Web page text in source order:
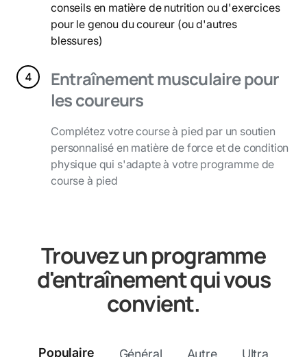
conseils en matière de nutrition ou d'exercices
pour le genou du coureur (ou d'autres
blessures)
Entraînement musculaire pour
les coureurs
Complétez votre course à pied par un soutien
personnalisé en matière de force et de condition
physique qui s'adapte à votre programme de
course à pied
Trouvez un programme
d'entraînement qui vous
convient.
Populaire Général Autre Ultra